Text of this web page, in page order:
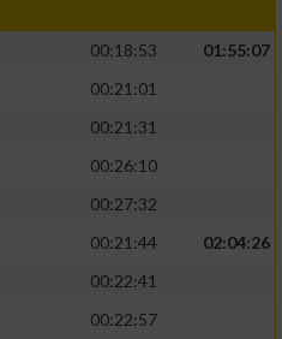
00:18:53
01:55:07
00:21:01
00:21:31
00:26:10
00:27:32
00:21:44
02:04:26
00:22:41
00:22:57